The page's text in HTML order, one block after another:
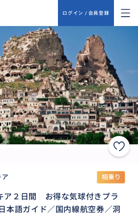
ログイン / 会員登録
ア 相乗り
ア２日間 お得な気球付きプラ
語ガイド／国内線航空券／洞